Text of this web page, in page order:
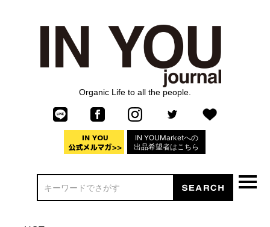
Organic Life to all the people.
IN YOUMarketへの
出品希望者はこちら